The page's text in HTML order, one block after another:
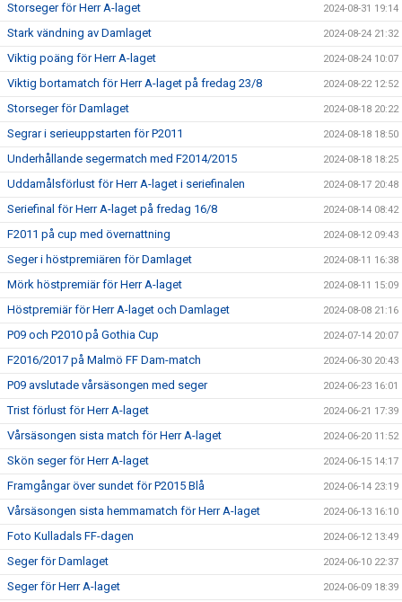
Storseger för Herr A-laget 2024-08-31 19:14
Stark vändning av Damlaget 2024-08-24 21:32
Viktig poäng för Herr A-laget 2024-08-24 10:07
Viktig bortamatch för Herr A-laget på fredag 23/8 2024-08-22 12:52
Storseger för Damlaget 2024-08-18 20:22
Segrar i serieuppstarten för P2011 2024-08-18 18:50
Underhållande segermatch med F2014/2015 2024-08-18 18:25
Uddamålsförlust för Herr A-laget i seriefinalen 2024-08-17 20:48
Seriefinal för Herr A-laget på fredag 16/8 2024-08-14 08:42
F2011 på cup med övernattning 2024-08-12 09:43
Seger i höstpremiären för Damlaget 2024-08-11 16:38
Mörk höstpremiär för Herr A-laget 2024-08-11 15:09
Höstpremiär för Herr A-laget och Damlaget 2024-08-08 21:16
P09 och P2010 på Gothia Cup 2024-07-14 20:07
F2016/2017 på Malmö FF Dam-match 2024-06-30 20:43
P09 avslutade vårsäsongen med seger 2024-06-23 16:01
Trist förlust för Herr A-laget 2024-06-21 17:39
Vårsäsongen sista match för Herr A-laget 2024-06-20 11:52
Skön seger för Herr A-laget 2024-06-15 14:17
Framgångar över sundet för P2015 Blå 2024-06-14 23:19
Vårsäsongen sista hemmamatch för Herr A-laget 2024-06-13 16:10
Foto Kulladals FF-dagen 2024-06-12 13:49
Seger för Damlaget 2024-06-10 22:37
Seger för Herr A-laget 2024-06-09 18:39